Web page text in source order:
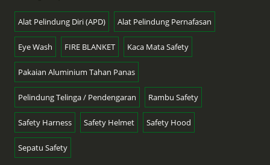
Alat Pelindung Diri (APD) Alat Pelindung Pernafasan
Eye Wash FIRE BLANKET Kaca Mata Safety
Pakaian Aluminium Tahan Panas
Pelindung Telinga / Pendengaran Rambu Safety
Safety Harness Safety Helmet Safety Hood
Sepatu Safety